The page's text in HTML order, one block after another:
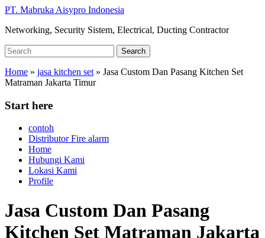
Skip
main
PT. Mabruka Aisypro Indonesia
Networking, Security Sistem, Electrical, Ducting Contractor
Search
for:
Search
Home » jasa kitchen set » Jasa Custom Dan Pasang Kitchen Set
Matraman Jakarta Timur
Start here
contoh
Distributor Fire alarm
Home
Hubungi Kami
Lokasi Kami
Profile
Jasa Custom Dan Pasang
Kitchen Set Matraman Jakarta